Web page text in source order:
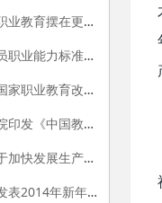
李克强：切实把职业教育摆在更加突出的位置
《高等学校辅导员职业能力标准（暂行）》发布
国务院关于印发国家职业教育改革实施方案的通知
中共中央、国务院印发《中国教育现代化2035》
国务院印发《关于加快发展生产性服务业促进产业结构调整升级的指导意见》
国家主席习近平发表2014年新年贺词